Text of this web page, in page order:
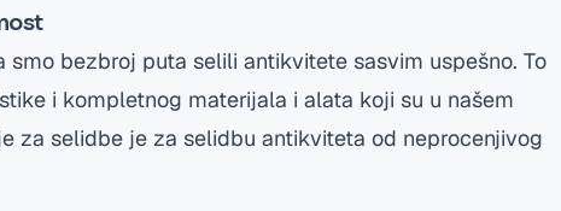
bezbroj puta selili antikvitete sasvim uspešno. To
i kompletnog materijala i alata koji su u našem
za selidbe je za selidbu antikviteta od neprocenjivog